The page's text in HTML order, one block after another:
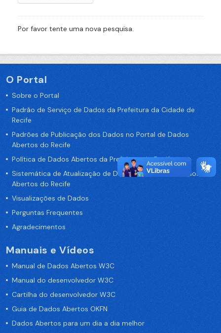
Por favor tente uma nova pesquisa.
O Portal
Sobre o Portal
Padrão de Serviço de Dados da Prefeitura da Cidade de
Recife
Padrões de Publicação dos Dados no Portal de Dados
Abertos do Recife
Política de Dados Abertos da Prefeitura do Recife
Sistemática de Atualização de Dados do Portal de Dados
Abertos do Recife
Visualizações de Dados
Perguntas Frequentes
Agradecimentos
Manuais e Vídeos
Manual de Dados Abertos W3C
Manual do desenvolvedor W3C
Cartilha do desenvolvedor W3C
Guia de Dados Abertos OKFN
Dados Abertos para um dia a dia melhor